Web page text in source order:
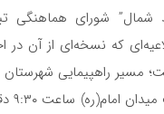
شورای هماهنگی
که نسخه‌ای از آن در
مسیر راهپیمایی